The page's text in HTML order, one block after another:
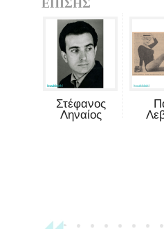
ΕΠΙΣΗΣ
Στέφανος
Ληναίος